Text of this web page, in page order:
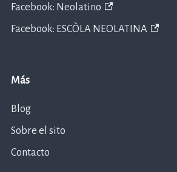
Facebook: Neolatino
Facebook: ESCÒLA NEOLATINA
Más
Blog
Sobre el sito
Contacto